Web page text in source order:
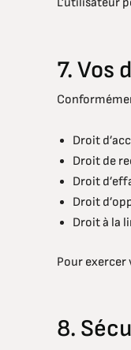
L’utilisateur
7. Vos
Droit
Droit de
Droit
Droit
Droit à la
Pour exercer
8.